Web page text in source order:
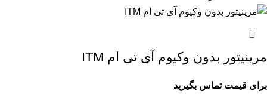
مرینیتور بدون وکیوم آی تی ام ITM
برای قیمت تماس بگیرید